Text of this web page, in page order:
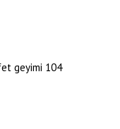
geyimi 104